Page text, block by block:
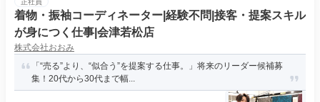
正社員
着物・振袖コーディネーター|経験不問|接客・提案スキル
が身につく仕事|会津若松店
株式会社おおみ
「“売る”より、“似合う”を提案する仕事。」将来のリーダー候補募
集！20代から30代まで幅...